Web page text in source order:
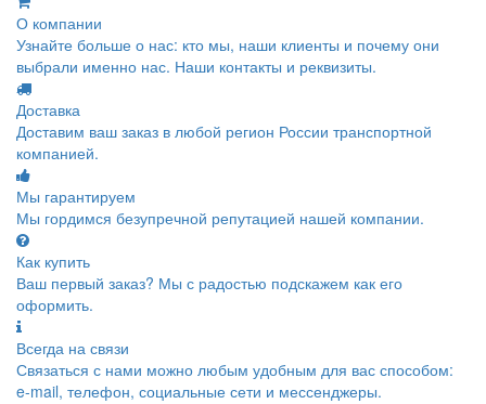
О компании
Узнайте больше о нас: кто мы, наши клиенты и почему они
выбрали именно нас. Наши контакты и реквизиты.
Доставка
Доставим ваш заказ в любой регион России транспортной
компанией.
Мы гарантируем
Мы гордимся безупречной репутацией нашей компании.
Как купить
Ваш первый заказ? Мы с радостью подскажем как его
оформить.
Всегда на связи
Связаться с нами можно любым удобным для вас способом:
e-mail, телефон, социальные сети и мессенджеры.